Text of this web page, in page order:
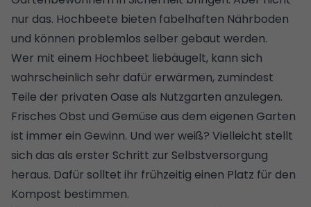
nur das. Hochbeete bieten fabelhaften Nährboden
und können problemlos selber gebaut werden.
Wer mit einem Hochbeet liebäugelt, kann sich
wahrscheinlich sehr dafür erwärmen, zumindest
Teile der privaten Oase als Nutzgarten anzulegen.
Frisches Obst und Gemüse aus dem eigenen Garten
ist immer ein Gewinn. Und wer weiß? Vielleicht stellt
sich das als erster Schritt zur Selbstversorgung
heraus. Dafür solltet ihr frühzeitig einen Platz für den
Kompost bestimmen.